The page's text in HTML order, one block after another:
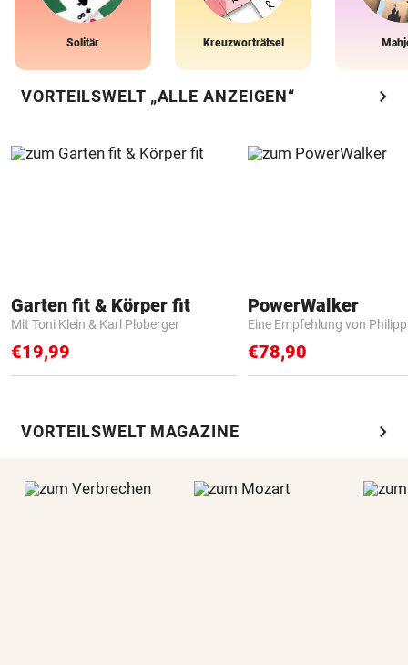
Solitär Kreuzworträtsel
VORTEILSWELT „ALLE ANZEIGEN“ chevron_right
Garten fit & Körper fit
Mit Toni Klein & Karl Ploberger
€19,99
PowerWalker
Eine Empfehlung von
€78,90
VORTEILSWELT MAGAZINE chevron_right